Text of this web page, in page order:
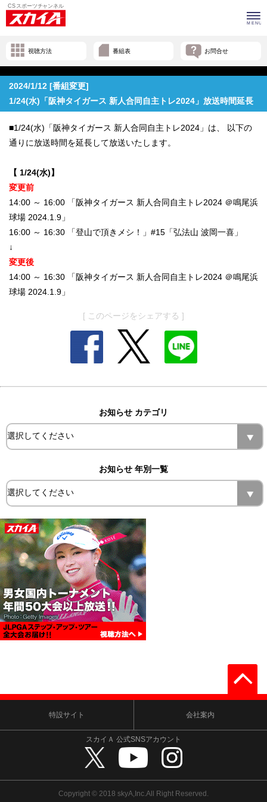
視聴方法 番組表 お問合せ
2024/1/12 [番組変更]
1/24(水)「阪神タイガース 新人合同自主トレ2024」放送時間延長
■1/24(水)「阪神タイガース 新人合同自主トレ2024」は、 以下の
通りに放送時間を延長して放送いたします。
【 1/24(水)】
変更前
14:00 ～ 16:00 「阪神タイガース 新人合同自主トレ2024 ＠鳴尾浜
球場 2024.1.9」
16:00 ～ 16:30 「登山で頂きメシ！」#15「弘法山 波岡一喜」
↓
変更後
14:00 ～ 16:30 「阪神タイガース 新人合同自主トレ2024 ＠鳴尾浜
球場 2024.1.9」
[ このページをシェアする ]
お知らせ カテゴリ
お知らせ 年別一覧
特設サイト 会社案内
スカイＡ 公式SNSアカウント
Copyright © 2018 skyA,Inc.All Right Reserved.